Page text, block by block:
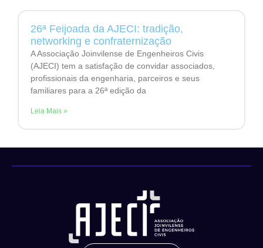
26ª Feijoada da AJECI: tradição,
networking e confraternização
A Associação Joinvilense de Engenheiros Civis
(AJECI) tem a satisfação de convidar associados,
profissionais da engenharia, parceiros e seus
familiares para a 26ª edição da
Leia Mais »